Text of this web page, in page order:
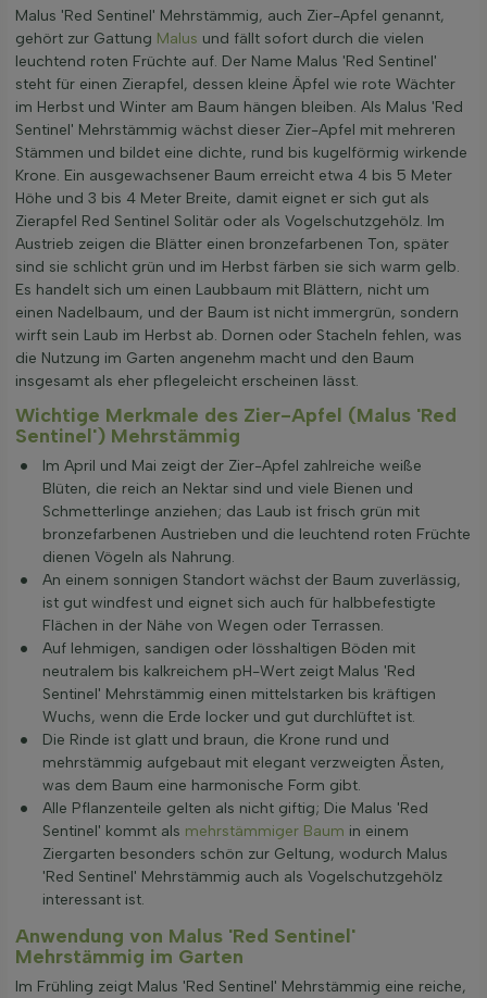
Malus 'Red Sentinel' Mehrstämmig, auch Zier-Apfel genannt,
gehört zur Gattung Malus und fällt sofort durch die vielen
leuchtend roten Früchte auf. Der Name Malus 'Red Sentinel'
steht für einen Zierapfel, dessen kleine Äpfel wie rote Wächter
im Herbst und Winter am Baum hängen bleiben. Als Malus 'Red
Sentinel' Mehrstämmig wächst dieser Zier-Apfel mit mehreren
Stämmen und bildet eine dichte, rund bis kugelförmig wirkende
Krone. Ein ausgewachsener Baum erreicht etwa 4 bis 5 Meter
Höhe und 3 bis 4 Meter Breite, damit eignet er sich gut als
Zierapfel Red Sentinel Solitär oder als Vogelschutzgehölz. Im
Austrieb zeigen die Blätter einen bronzefarbenen Ton, später
sind sie schlicht grün und im Herbst färben sie sich warm gelb.
Es handelt sich um einen Laubbaum mit Blättern, nicht um
einen Nadelbaum, und der Baum ist nicht immergrün, sondern
wirft sein Laub im Herbst ab. Dornen oder Stacheln fehlen, was
die Nutzung im Garten angenehm macht und den Baum
insgesamt als eher pflegeleicht erscheinen lässt.
Wichtige Merkmale des Zier-Apfel (Malus 'Red
Sentinel') Mehrstämmig
Im April und Mai zeigt der Zier-Apfel zahlreiche weiße
Blüten, die reich an Nektar sind und viele Bienen und
Schmetterlinge anziehen; das Laub ist frisch grün mit
bronzefarbenen Austrieben und die leuchtend roten Früchte
dienen Vögeln als Nahrung.
An einem sonnigen Standort wächst der Baum zuverlässig,
ist gut windfest und eignet sich auch für halbbefestigte
Flächen in der Nähe von Wegen oder Terrassen.
Auf lehmigen, sandigen oder lösshaltigen Böden mit
neutralem bis kalkreichem pH-Wert zeigt Malus 'Red
Sentinel' Mehrstämmig einen mittelstarken bis kräftigen
Wuchs, wenn die Erde locker und gut durchlüftet ist.
Die Rinde ist glatt und braun, die Krone rund und
mehrstämmig aufgebaut mit elegant verzweigten Ästen,
was dem Baum eine harmonische Form gibt.
Alle Pflanzenteile gelten als nicht giftig; Die Malus 'Red
Sentinel' kommt als mehrstämmiger Baum in einem
Ziergarten besonders schön zur Geltung, wodurch Malus
'Red Sentinel' Mehrstämmig auch als Vogelschutzgehölz
interessant ist.
Anwendung von Malus 'Red Sentinel'
Mehrstämmig im Garten
Im Frühling zeigt Malus 'Red Sentinel' Mehrstämmig eine reiche,